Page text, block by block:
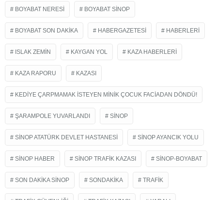
BOYABAT NERESI BOYABAT SINOP
BOYABAT SON DAKIKA HABERGAZETESI HABERLERI
ISLAK ZEMIN KAYGAN YOL KAZA HABERLERI
KAZA RAPORU KAZASI
KEDIYE ÇARPMAMAK İSTEYEN MINIK ÇOCUK FACIADAN DÖNDÜ!
ŞARAMPOLE YUVARLANDI SINOP
SINOP ATATÜRK DEVLET HASTANESI SINOP AYANCIK YOLU
SINOP HABER SINOP TRAFIK KAZASI SINOP-BOYABAT
SON DAKIKA SINOP SONDAKIKA TRAFIK